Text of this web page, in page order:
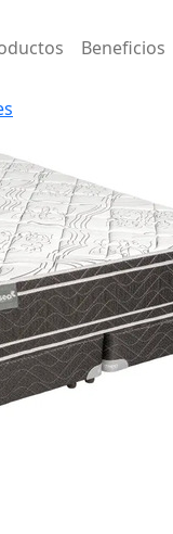
Beneficios